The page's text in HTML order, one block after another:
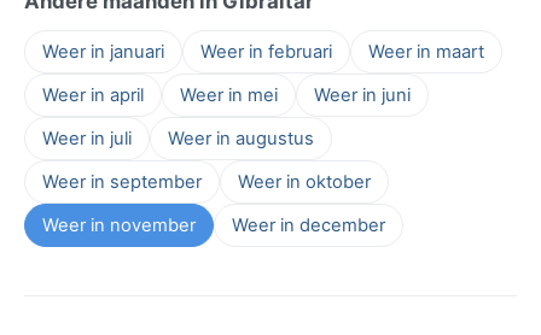
Weer in januari Weer in februari
Weer in maart
Weer in april
Weer in mei
Weer in juni
Weer in juli
Weer in augustus
Weer in september
Weer in oktober
Weer in november
Weer in december